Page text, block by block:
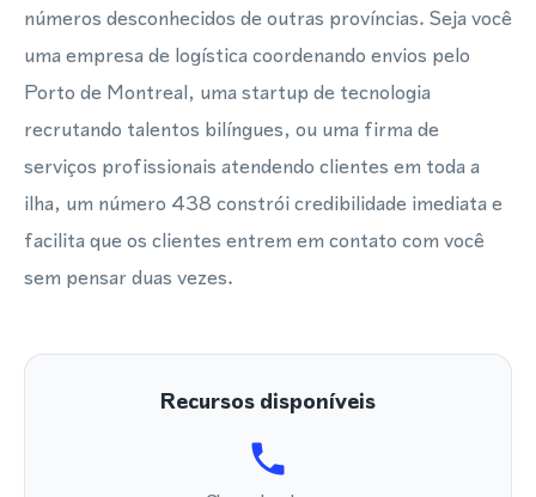
números desconhecidos de outras províncias. Seja você
uma empresa de logística coordenando envios pelo
Porto de Montreal, uma startup de tecnologia
recrutando talentos bilíngues, ou uma firma de
serviços profissionais atendendo clientes em toda a
ilha, um número 438 constrói credibilidade imediata e
facilita que os clientes entrem em contato com você
sem pensar duas vezes.
Recursos disponíveis